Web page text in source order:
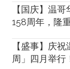
【国庆】温
158周年，隆
【盛事】庆
周」四月举行